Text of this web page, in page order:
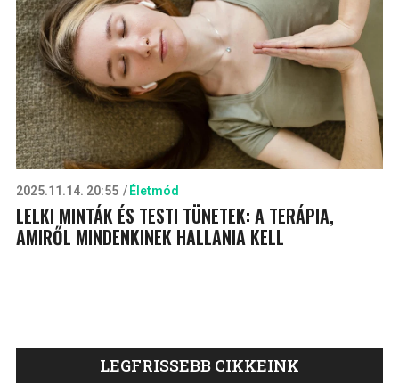
2025.11.14. 20:55 Életmód
LELKI MINTÁK ÉS TESTI TÜNETEK: A TERÁPIA,
AMIRŐL MINDENKINEK HALLANIA KELL
LEGFRISSEBB CIKKEINK